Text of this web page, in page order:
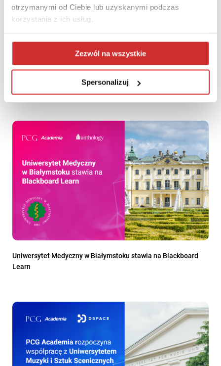
otrzymanymi od Ciebie lub uzyskanymi podczas
korzystania z ich usług.
Zezwól na wszystkie
Spersonalizuj
PCG Academia wdraża Sciencecloud na Zachodniopomorskim
Uniwersytecie Technologicznym w Szczecinie
Uniwersytet Medyczny w Białymstoku stawia na Blackboard
Learn